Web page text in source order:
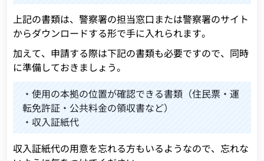
上記の書類は、警察署の担当窓口または警察署のサイト
からダウンロードする形で手に入れられます。
加えて、申請する際は下記の書類も必要ですので、同時
に準備しておきましょう。
・使用の本拠の位置が確認できる書類（住民票・運
転免許証・公共料金の領収書など）
・収入証紙代
収入証紙代の用意を忘れる方もいるようなので、忘れな